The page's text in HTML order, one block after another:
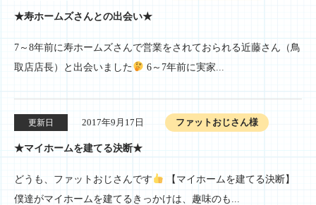
★寿ホームズさんとの出会い★
7～8年前に寿ホームズさんで営業をされておられる近藤さん（鳥
取店店長）と出会いました
6～7年前に実家...
更新日 2017年9月17日 ファットおじさん様
★マイホームを建てる決断★
どうも、ファットおじさんです
【マイホームを建てる決断】
僕達がマイホームを建てるきっかけは、趣味のも...